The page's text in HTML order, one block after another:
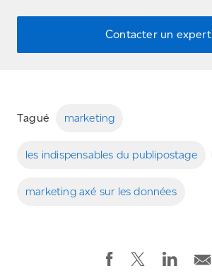
Contacter un expert
Tagué marketing
les indispensables du publipostage
marketing axé sur les données